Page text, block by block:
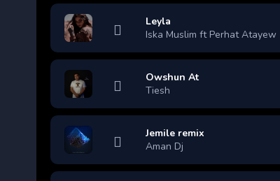
Leyla
Iska Muslim ft Perhat Atayew
Owshun At
Tiesh
Jemile remix
Aman Dj